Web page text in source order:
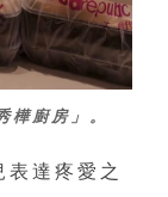
樺廚房」。
達疼愛之